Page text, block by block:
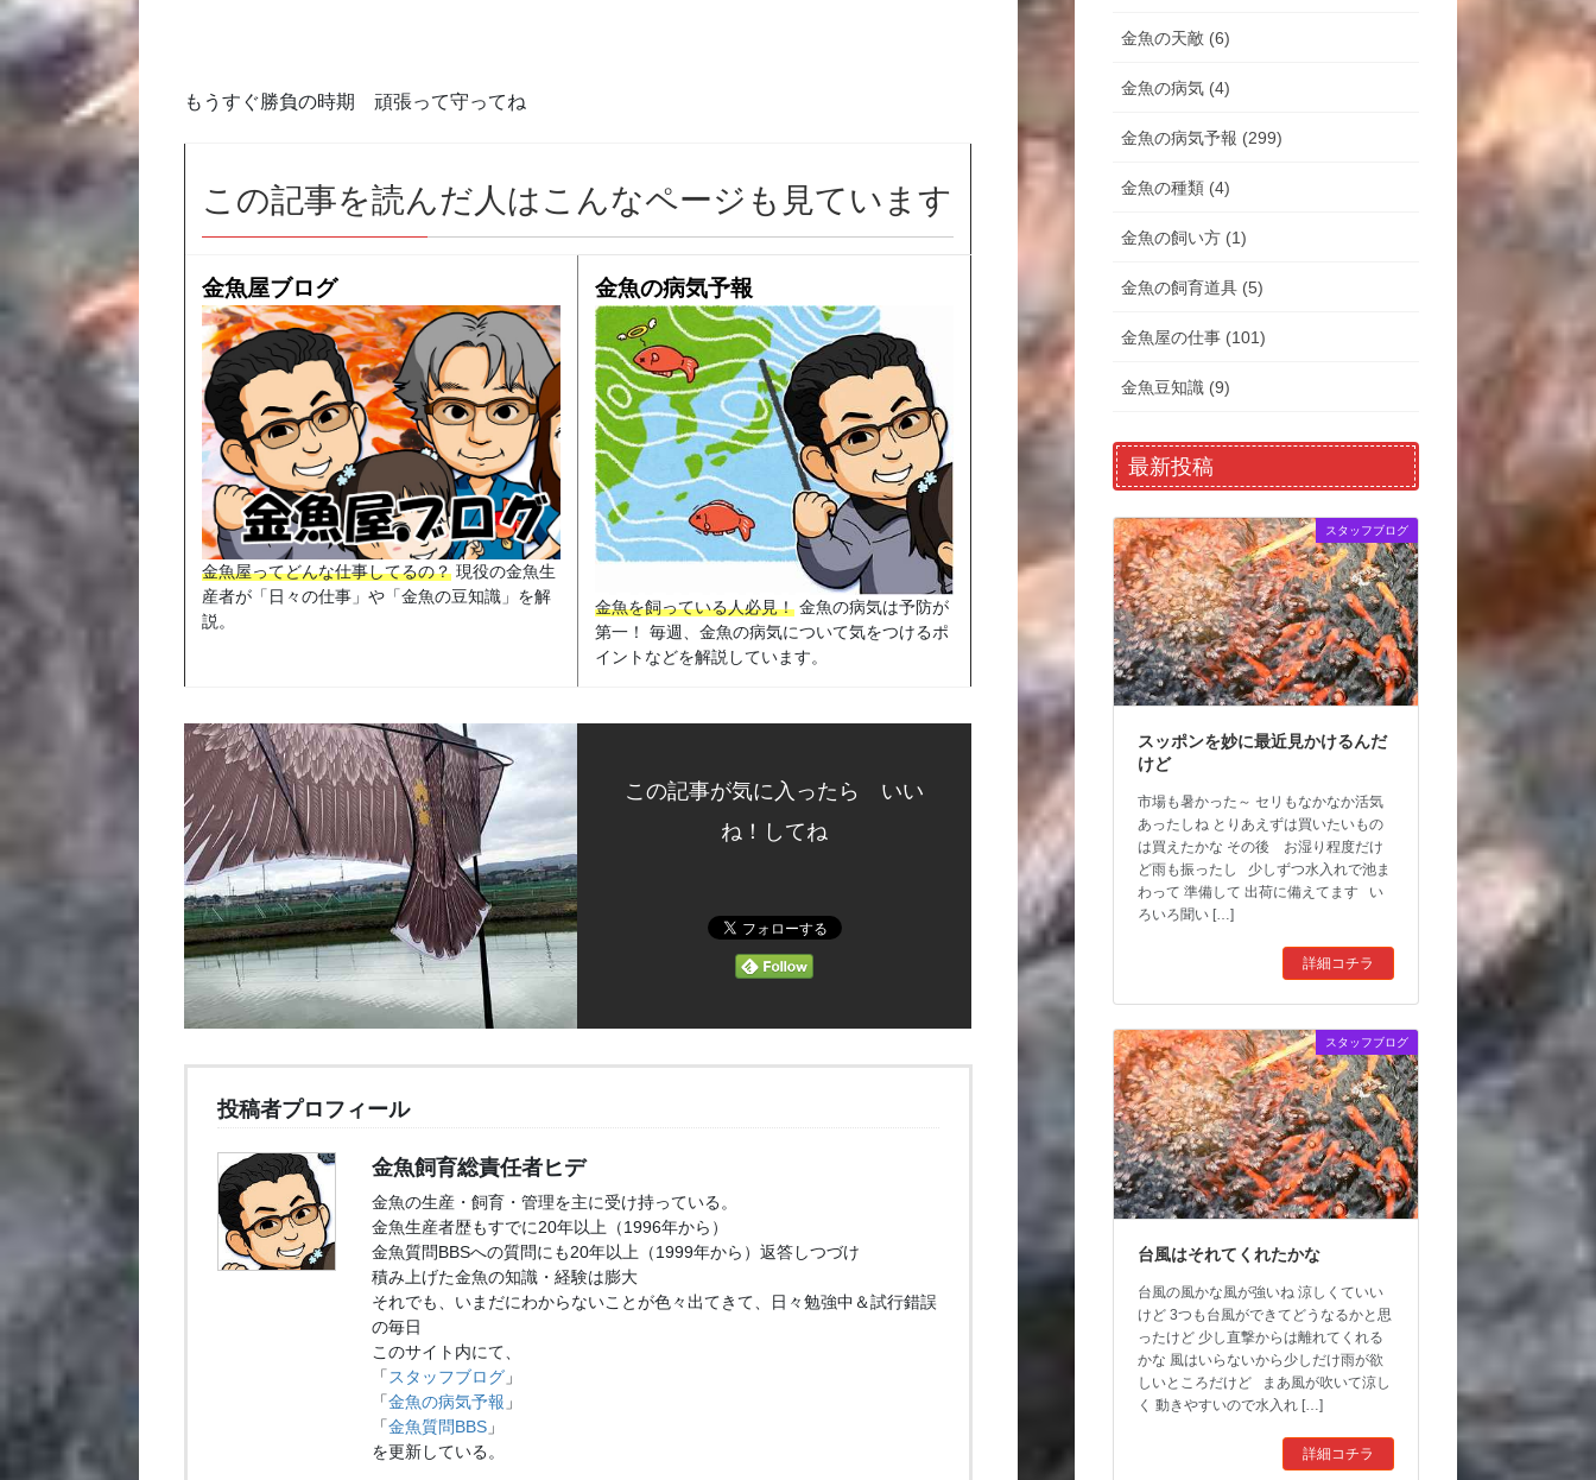
もうすぐ勝負の時期 頑張って守ってね
この記事を読んだ人はこんなページも見ています
金魚屋ブログ
金魚屋ってどんな仕事してるの？ 現役の金魚生
産者が「日々の仕事」や「金魚の豆知識」を解
説。
金魚の病気予報
金魚を飼っている人必見！ 金魚の病気は予防が
第一！ 毎週、金魚の病気について気をつけるポ
イントなどを解説しています。
この記事が気に入ったら いい
ね！してね
投稿者プロフィール
金魚飼育総責任者ヒデ
金魚の生産・飼育・管理を主に受け持っている。
金魚生産者歴もすでに20年以上（1996年から）
金魚質問BBSへの質問にも20年以上（1999年から）返答しつづけ
積み上げた金魚の知識・経験は膨大
それでも、いまだにわからないことが色々出てきて、日々勉強中＆試行錯誤
の毎日
このサイト内にて、
「 スタッフブログ 」
「金魚の病気予報 」
「金魚質問BBS 」
を更新している。
金魚の天敵 (6)
金魚の病気 (4)
金魚の病気予報 (299)
金魚の種類 (4)
金魚の飼い方 (1)
金魚の飼育道具 (5)
金魚屋の仕事 (101)
金魚豆知識 (9)
最新投稿
スタッフブログ
スッポンを妙に最近見かけるんだ
けど
市場も暑かった～ セリもなかなか活気
あったしね とりあえずは買いたいもの
は買えたかな その後 お湿り程度だけ
ど雨も振ったし 少しずつ水入れで池ま
わって 準備して 出荷に備えてます い
ろいろ聞い […]
詳細コチラ
スタッフブログ
台風はそれてくれたかな
台風の風かな風が強いね 涼しくていい
けど 3つも台風ができてどうなるかと思
ったけど 少し直撃からは離れてくれる
かな 風はいらないから少しだけ雨が欲
しいところだけど まあ風が吹いて涼し
く 動きやすいので水入れ […]
詳細コチラ